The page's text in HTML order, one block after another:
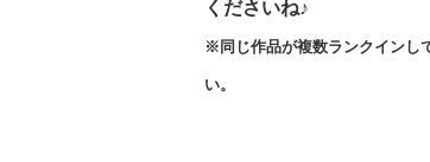
くださいね♪
※同じ作品が複数ランクインし
い。